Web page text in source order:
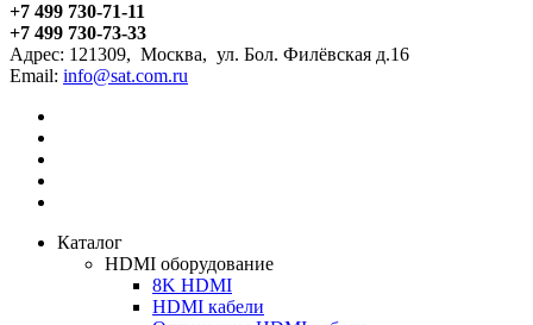
+7 499 730-71-11
+7 499 730-73-33
Адрес: 121309, Москва, ул. Бол. Филёвская д.16
Email:
Каталог
HDMI оборудование
8K HDMI
HDMI кабели